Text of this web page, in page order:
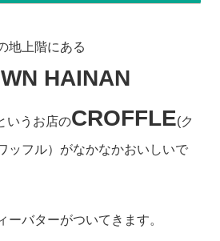
地上階にある
HAINAN
いうお店のCROFFLE(ク
ッフル）がなかなかおいしいで
ーバターがついてきます。